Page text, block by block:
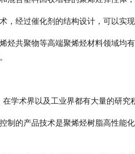
经过催化剂的结构设计，可以实
烃共聚物等高端聚烯烃材料领域均
学术界以及工业界都有大量的研究
制的产品技术是聚烯烃树脂高性能